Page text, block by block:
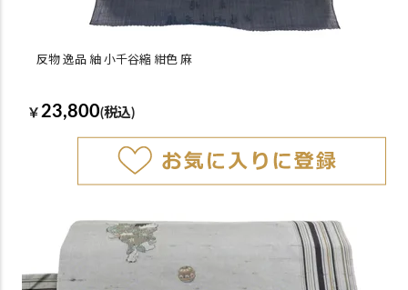
反物 逸品 紬 小千谷縮 紺色 麻
￥ 23,800(税込)